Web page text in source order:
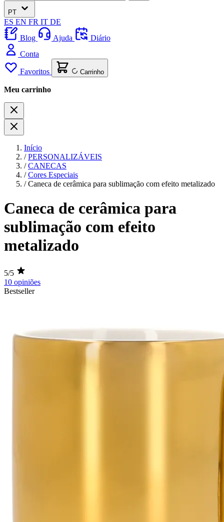
PT
ES EN FR IT DE
Blog
Ajuda
Diário
Conta
Favoritos Carrinho
Meu carrinho
Início
/ PERSONALIZÁVEIS
/ CANECAS
/ Cores Especiais
/ Caneca de cerâmica para sublimação com efeito metalizado
Caneca de cerâmica para
sublimação com efeito
metalizado
5/5
10 opiniões
Bestseller